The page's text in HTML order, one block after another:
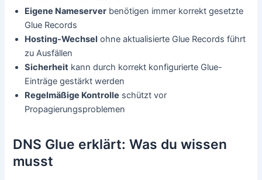
Eigene Nameserver benötigen immer korrekt gesetzte
Glue Records
Hosting-Wechsel ohne aktualisierte Glue Records führt
zu Ausfällen
Sicherheit kann durch korrekt konfigurierte Glue-
Einträge gestärkt werden
Regelmäßige Kontrolle schützt vor
Propagierungsproblemen
DNS Glue erklärt: Was du wissen
musst